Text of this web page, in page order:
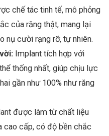
chế tác tinh tế, mô phỏng
của răng thật, mang lại
nụ cười rạng rỡ, tự nhiên.
Implant tích hợp với
thống nhất, giúp chịu lực
gần như 100% như răng
được làm từ chất liệu
cao cấp, có độ bền chắc